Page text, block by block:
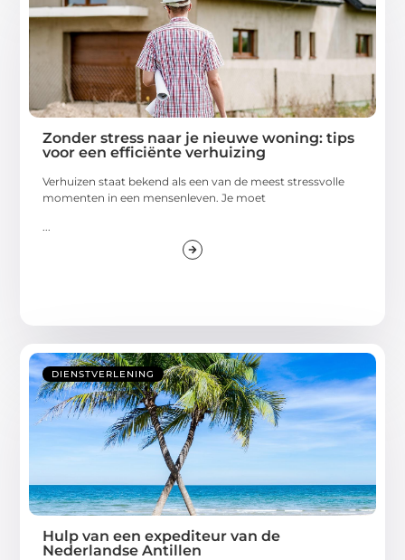
Zonder stress naar je nieuwe woning: tips
voor een efficiënte verhuizing
Verhuizen staat bekend als een van de meest stressvolle
momenten in een mensenleven. Je moet
...
DIENSTVERLENING
Hulp van een expediteur van de
Nederlandse Antillen